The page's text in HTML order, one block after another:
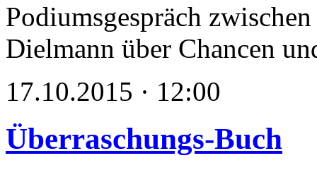
Podiumsgespräch
Dielmann über Chancen
17.10.2015 · 12:00
Überraschungs-Buch